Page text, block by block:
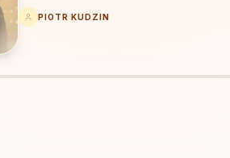
PIOTR KUDZIN